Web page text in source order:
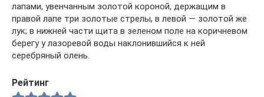
лапами, увенчанным золотой короной, держащим в
правой лапе три золотые стрелы, в левой — золотой же
лук; в нижней части щита в зеленом поле на коричневом
берегу у лазоревой воды наклонившийся к ней
серебряный олень.
Рейтинг